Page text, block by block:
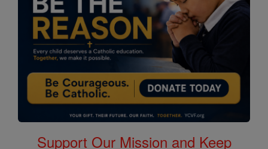
Support Our Mission and Keep